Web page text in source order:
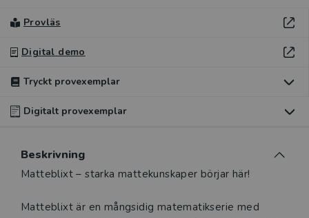
Provläs
Digital demo
Tryckt provexemplar
Digitalt provexemplar
tryckt provexemplar av den här produkten.
utvärdera hur produkten passar in i din undervisning.
digitalt provexemplar av den här produkten.
läromedlet där den digitala boken ingår under tre
Beskrivning
Beskrivning
Matteblixt – starka mattekunskaper börjar här!
Matteblixt är en mångsidig matematikserie med